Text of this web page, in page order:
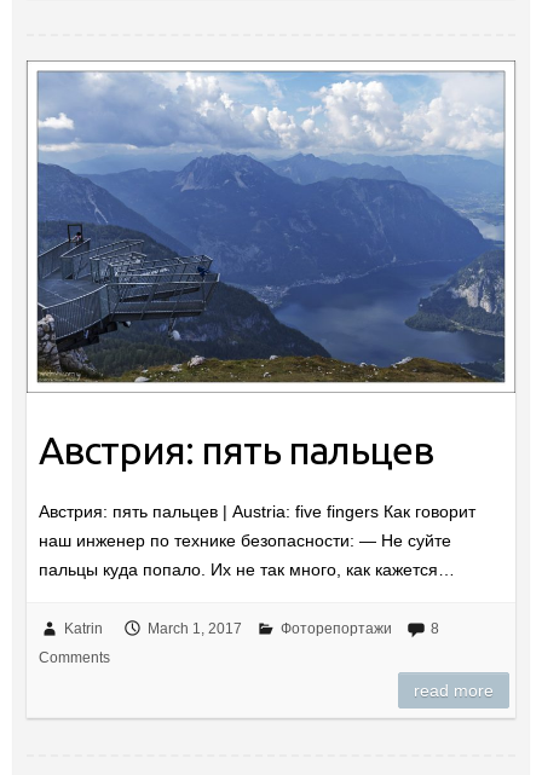
Австрия: пять пальцев
Австрия: пять пальцев | Austria: five fingers Как говорит
наш инженер по технике безопасности: — Не суйте
пальцы куда попало. Их не так много, как кажется…
Katrin March 1, 2017 Фоторепортажи
8
Comments
read more